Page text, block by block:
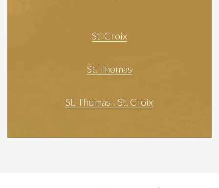
St. Croix
St. Thomas
St. Thomas - St. Croix